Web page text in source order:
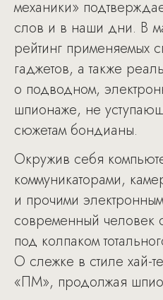
механики»
слов и в наши дни. В
рейтинг применяемых
гаджетов, а также
о подводном,
шпионаже, не
сюжетам бондианы.
Окружив себя
коммуникаторами,
и прочими
современный человек
под колпаком
О слежке в стиле хай-
«ПМ», продолжая